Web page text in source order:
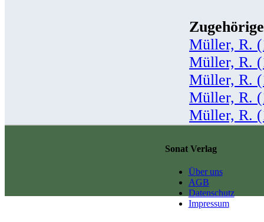
Müller, R.
Müller, R.
Müller, R.
Müller, R.
Müller, R.
Sonat Verlag
Über uns
AGB
Datenschutz
Impressum